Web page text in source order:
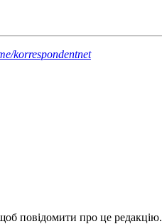
korrespondentnet
повідомити про це редакцію.